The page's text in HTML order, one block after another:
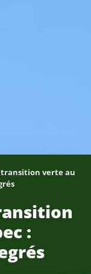
transition verte au
: